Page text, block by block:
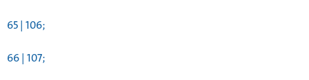
65 | 106;
66 | 107;